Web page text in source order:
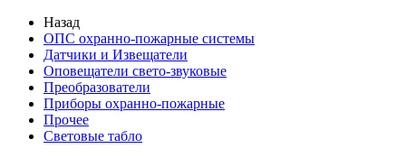
Назад
ОПС охранно-пожарные системы
Датчики и Извещатели
Оповещатели свето-звуковые
Преобразователи
Приборы охранно-пожарные
Прочее
Световые табло